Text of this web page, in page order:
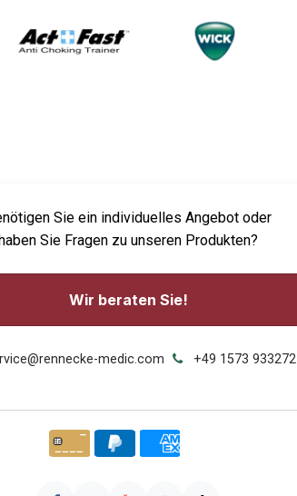
Sie ein individuelles Angebot oder
Sie Fragen zu unseren Produkten?
Wir beraten Sie!
medic.com +49 1573 933272